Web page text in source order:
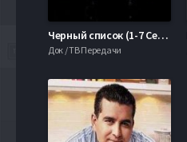
Черный список (1-7 Сезон)
Док / ТВ Передачи